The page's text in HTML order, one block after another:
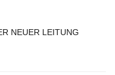
NEUER LEITUNG